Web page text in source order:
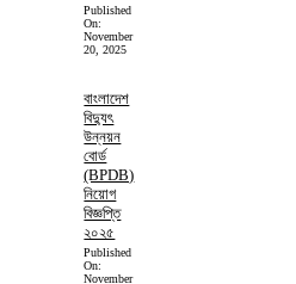
Published
On:
November
20, 2025
বাংলাদেশ
বিদ্যুৎ
উন্নয়ন
বোর্ড
(BPDB)
নিয়োগ
বিজ্ঞপ্তি
২০২৫
Published
On:
November